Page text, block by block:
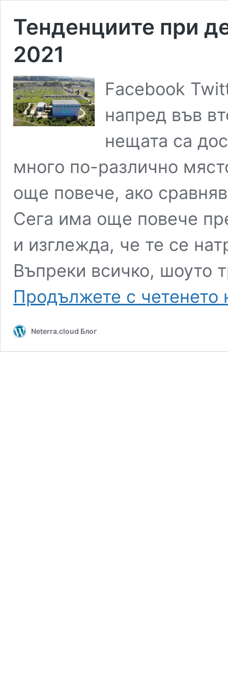
Тенденциите при
2021
Facebook
напред във
нещата са
много по-различно
още повече, ако
Сега има още повече
и изглежда, че те се
Въпреки всичко, шоуто
Продължете с четенето
Neterra.cloud Блог